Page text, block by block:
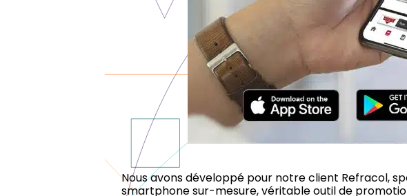
Nous avons développé pour notre client Refracol,
smartphone sur-mesure, véritable outil de